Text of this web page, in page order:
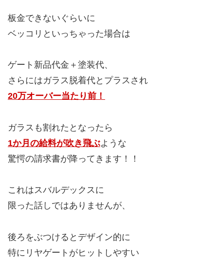
板金できないぐらいに
ベッコリといっちゃった場合は
ゲート新品代金＋塗装代、
さらにはガラス脱着代とプラスされ
20万オーバー当たり前！
ガラスも割れたとなったら
1か月の給料が吹き飛ぶような
驚愕の請求書が降ってきます！！
これはスバルデックスに
限った話しではありませんが、
後ろをぶつけるとデザイン的に
特にリヤゲートがヒットしやすい